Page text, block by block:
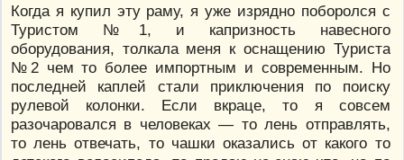
Когда я купил эту раму, я уже изрядно поборолся с
Туристом №1, и капризность навесного
оборудования, толкала меня к оснащению Туриста
№2 чем то более импортным и современным. Но
последней каплей стали приключения по поиску
рулевой колонки. Если вкраце, то я совсем
разочаровался в человеках — то лень отправлять,
то лень отвечать, то чашки оказались от какого то